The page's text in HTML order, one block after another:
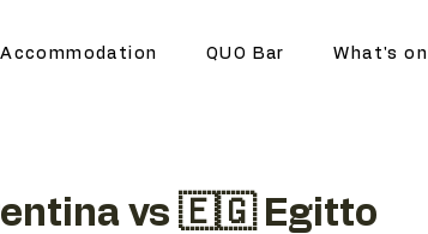
QUO Bar What's on
vs 🇪🇬 Egitto